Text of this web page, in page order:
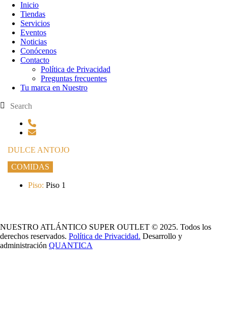
Inicio
Tiendas
Servicios
Eventos
Noticias
Conócenos
Contacto
Política de Privacidad
Preguntas frecuentes
Tu marca en Nuestro
DULCE ANTOJO
COMIDAS
Piso: Piso 1
NUESTRO ATLÁNTICO SUPER OUTLET © 2025. Todos los
derechos reservados. Política de Privacidad. Desarrollo y
administración QUANTICA